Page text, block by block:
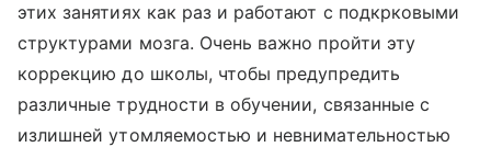
этих занятиях как раз и работают с подкрковыми
структурами мозга. Очень важно пройти эту
коррекцию до школы, чтобы предупредить
различные трудности в обучении, связанные с
излишней утомляемостью и невнимательностью